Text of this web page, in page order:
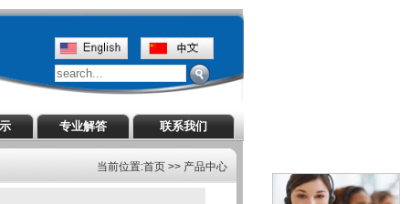
专业解答 联系我们
当前位置:首页 >> 产品中心